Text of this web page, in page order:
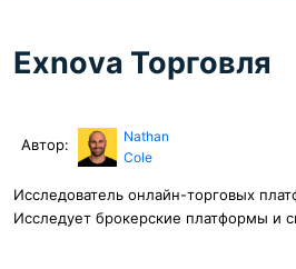
Exnova Торговля
Автор:
Nathan
Cole
Исследователь онлайн-торговых
Исследует брокерские платформы и